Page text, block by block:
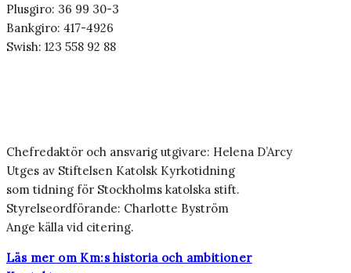
Plusgiro: 36 99 30-3
Bankgiro: 417-4926
Swish: 123 558 92 88
Chefredaktör och ansvarig utgivare: Helena D’Arcy
Utges av Stiftelsen Katolsk Kyrkotidning
som tidning för Stockholms katolska stift.
Styrelseordförande: Charlotte Byström
Ange källa vid citering.
Läs mer om Km:s historia och ambitioner